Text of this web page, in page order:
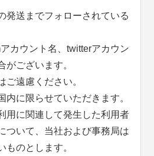
発送までフォローされている
カウント名、twitterアカウン
がございます。
ご遠慮ください。
内に限らせていただきます。
用に関連して発生した利用者
ついて、当社および事務局は
ものとします。